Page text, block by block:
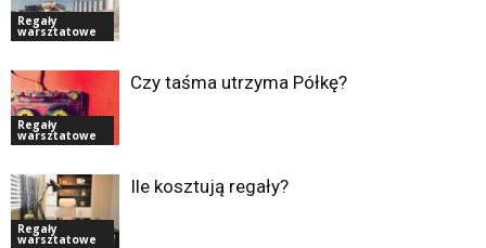
Regały
warsztatowe
Regały
warsztatowe
Czy taśma utrzyma Półkę?
Regały
warsztatowe
Ile kosztują regały?